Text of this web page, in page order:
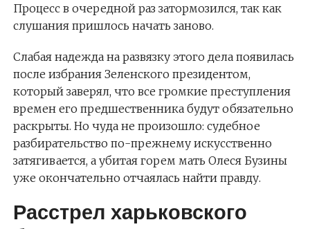
Процесс в очередной раз затормозился, так как
слушания пришлось начать заново.
Слабая надежда на развязку этого дела появилась
после избрания Зеленского президентом,
который заверял, что все громкие преступления
времен его предшественника будут обязательно
раскрыты. Но чуда не произошло: судебное
разбирательство по-прежнему искусственно
затягивается, а убитая горем мать Олеся Бузины
уже окончательно отчаялась найти правду.
Расстрел харьковского